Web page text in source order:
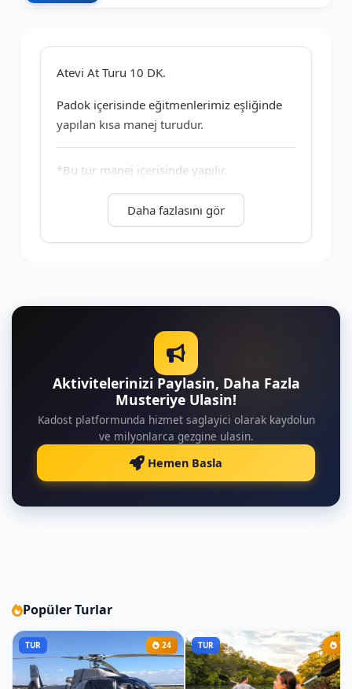
Atevi At Turu 10 DK.
Padok içerisinde eğitmenlerimiz eşliğinde
yapılan kısa manej turudur.
*Bu tur manej içerisinde yapılır.
*Çocuk grupları veya toplu organizasyonlar
için uygundur.
Daha fazlasını gör
Aktivitelerinizi Paylasin, Daha Fazla
Musteriye Ulasin!
Kadost platformunda hizmet saglayici olarak kaydolun
ve milyonlarca gezgine ulasin.
Hemen Basla
Popüler Turlar
TUR 24 TUR 7